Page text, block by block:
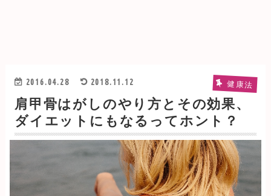
2016.04.28 2018.11.12 健康法
肩甲骨はがしのやり方とその効果、
ダイエットにもなるってホント？